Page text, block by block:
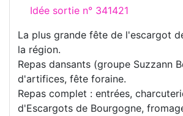
Idée sortie n° 341421
La plus grande fête de l'escargot
la région.
Repas dansants (groupe Suzzann
d'artifices, fête foraine.
Repas complet : entrées,
d'Escargots de Bourgogne,